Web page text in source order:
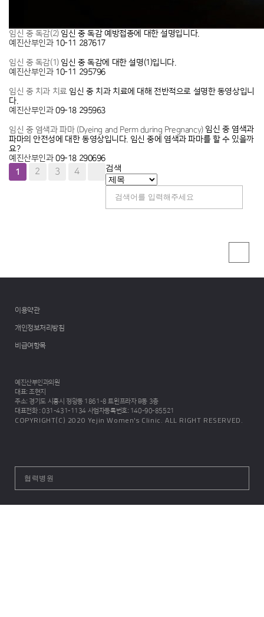
임신 중 독감(2) 임신 중 독감 예방접종에 대한 설명입니다.
예진산부인과 10-11 287617
임신 중 독감(1) 임신 중 독감에 대한 설명(1)입니다.
예진산부인과 10-11 295796
임신 중 치과 치료 임신 중 치과 치료에 대해 전반적으로 설명한 동영상입니
다.
예진산부인과 09-18 295963
임신 중 염색과 파마 (Dyeing and Perm during Pregnancy) 임신 중 염색과
파마의 안전성에 대한 동영상입니다. 임신 중에 염색과 파마를 할 수 있을까
요?
예진산부인과 09-18 290696
1
2 3 4 검색
이용약관
개인정보처리방침
비급여항목
예진산부인과의원
대표: 조현지
주소: 경기도 시흥시 정왕동 1861-8 트윈프라자 B동 3층
대표전화: 031-431-1134 사업자등록번호: 140-90-85521
COPYRIGHT(C) 2020 Yejin Women's Clinic. ALL RIGHT RESERVED.
협력병원